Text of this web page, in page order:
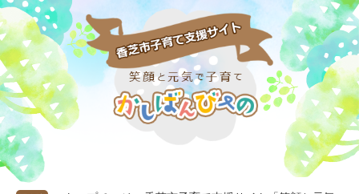
ペ
ー
ジ
の
先
頭
で
す
。
メ
ニ
ュ
ー
を
飛
ば
し
て
本
文